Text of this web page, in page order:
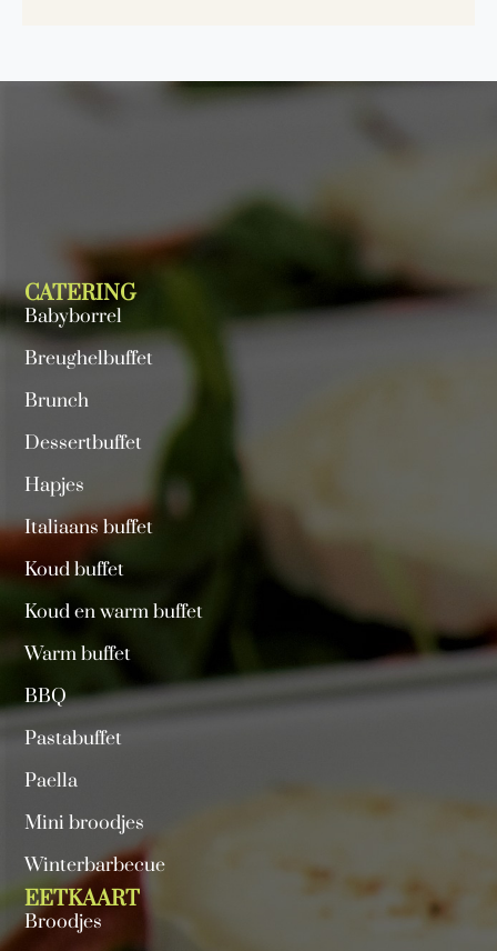
CATERING
Babyborrel
Breughelbuffet
Brunch
Dessertbuffet
Hapjes
Italiaans buffet
Koud buffet
Koud en warm buffet
Warm buffet
BBQ
Pastabuffet
Paella
Mini broodjes
Winterbarbecue
EETKAART
Broodjes